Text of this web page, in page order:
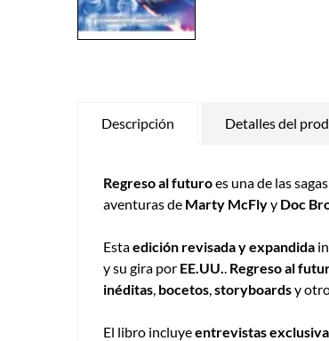
Descripción Detalles del
Regreso al futuroes una de las
aventuras de Marty McFlyy Doc
Estaedición revisada y expandida
y su gira por EE.UU. Regreso al
inéditas bocetos storyboardsy
El libro incluyeentrevistas